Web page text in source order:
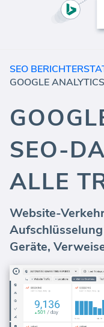
SEO
SEO-
ALLE
Website-
Geräte,